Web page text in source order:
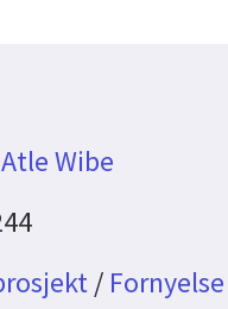
Wibe
/ Fornyelse